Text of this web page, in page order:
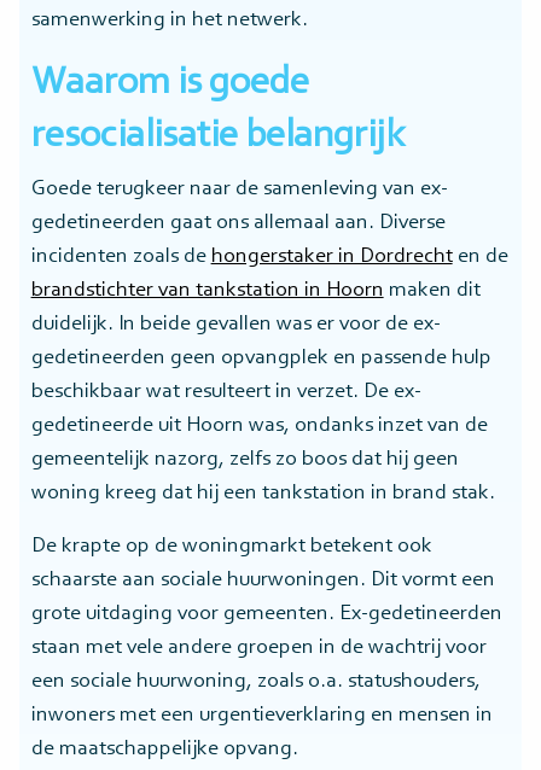
samenwerking in het netwerk.
Waarom is goede
resocialisatie belangrijk
Goede terugkeer naar de samenleving van ex-
gedetineerden gaat ons allemaal aan. Diverse
incidenten zoals de hongerstaker in Dordrechten de
brandstichter van tankstation in Hoorn maken dit
duidelijk. In beide gevallen was er voor de ex-
gedetineerden geen opvangplek en passende hulp
beschikbaar wat resulteert in verzet. De ex-
gedetineerde uit Hoorn was, ondanks inzet van de
gemeentelijk nazorg, zelfs zo boos dat hij geen
woning kreeg dat hij een tankstation in brand stak.
De krapte op de woningmarkt betekent ook
schaarste aan sociale huurwoningen. Dit vormt een
grote uitdaging voor gemeenten. Ex-gedetineerden
staan met vele andere groepen in de wachtrij voor
een sociale huurwoning, zoals o.a. statushouders,
inwoners met een urgentieverklaring en mensen in
de maatschappelijke opvang.